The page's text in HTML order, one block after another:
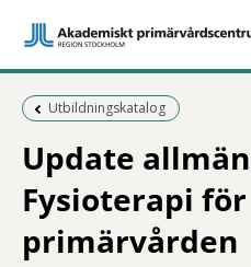
Föregående sida:
Utbildningskatalog
Update
Fysioterapi
primärvården